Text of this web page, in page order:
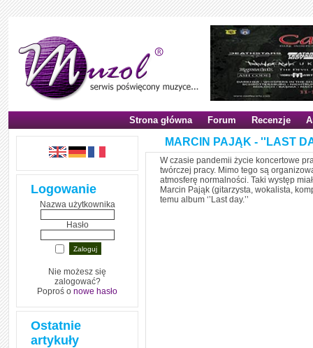
Strona główna Forum Recenzje
Logowanie
Nazwa użytkownika
Hasło
Nie możesz się
zalogować?
Poproś o nowe hasło
Ostatnie
artykuły
MARCIN PAJĄK - ''LAST
W czasie pandemii życie koncertowe
twórczej pracy. Mimo tego są
atmosferę normalności. Taki występ
Marcin Pająk (gitarzysta, wokalista,
temu album ‘’Last day.’’